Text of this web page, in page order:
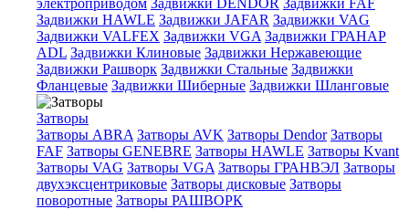
электроприводом Задвижки DENDOR Задвижки FAF
Задвижки HAWLE Задвижки JAFAR Задвижки VAG
Задвижки VALFEX Задвижки VGA Задвижки ГРАНАР
ADL Задвижки Клиновые Задвижки Нержавеющие
Задвижки Рашворк Задвижки Стальные Задвижки
Фланцевые Задвижки Шиберные Задвижки Шланговые
Затворы
Затворы ABRA Затворы AVK Затворы Dendor Затворы
FAF Затворы GENEBRE Затворы HAWLE Затворы Kvant
Затворы VAG Затворы VGA Затворы ГРАНВЭЛ Затворы
двухэксцентриковые Затворы дисковые Затворы
поворотные Затворы РАШВОРК